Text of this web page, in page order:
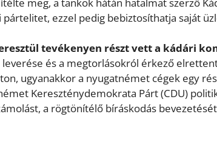
ezzel pedig bebiztosíthatja saját
tevékenyen részt vett a kádári
és a megtorlásokról érkező
ugyanakkor a nyugatnémet cégek egy
Kereszténydemokrata Párt (CDU)
a rögtönítélő bíráskodás